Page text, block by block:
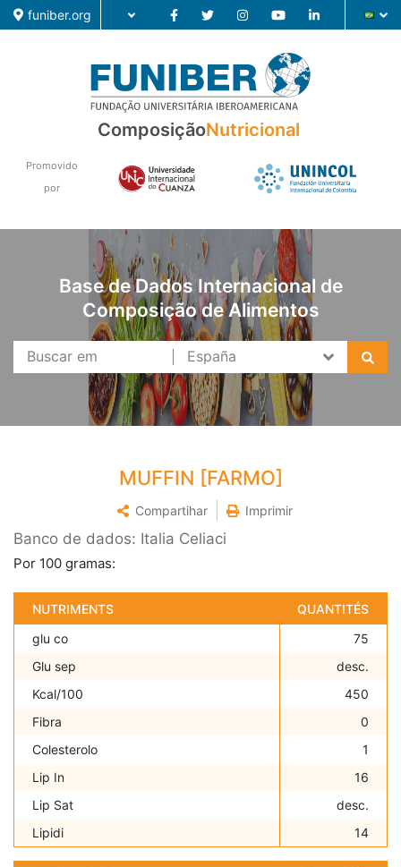
funiber.org
Pesquisa
ComposiçãoNutricional
Promovido
por
Base de Dados Internacional de
Composição de Alimentos
MUFFIN [FARMO]
Compartihar Imprimir
Banco de dados: Italia Celiaci
Por 100 gramas:
NUTRIMENTS
QUANTITÉS
glu co
75
Glu sep
desc.
Kcal/100
450
Fibra
0
Colesterolo
1
Lip In
16
Lip Sat
desc.
Lipidi
14